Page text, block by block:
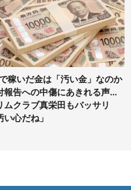
稼いだ金は「汚い金」なのか
報告への中傷にあきれる声...
ムクラブ真栄田もバッサリ
い心だね」